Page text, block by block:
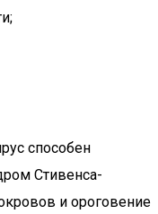
способен
Стивенса-
и ороговение